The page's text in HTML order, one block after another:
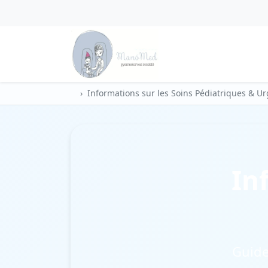
Informations sur les
Informations sur les Soins Pédiatriques &